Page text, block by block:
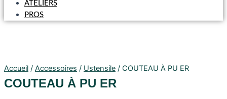
ATELIERS
PROS
Accueil / Accessoires / Ustensile / COUTEAU À PU ER
COUTEAU À PU ER